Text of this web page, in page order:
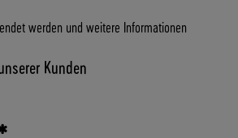
werden und weitere Informationen
Kunden